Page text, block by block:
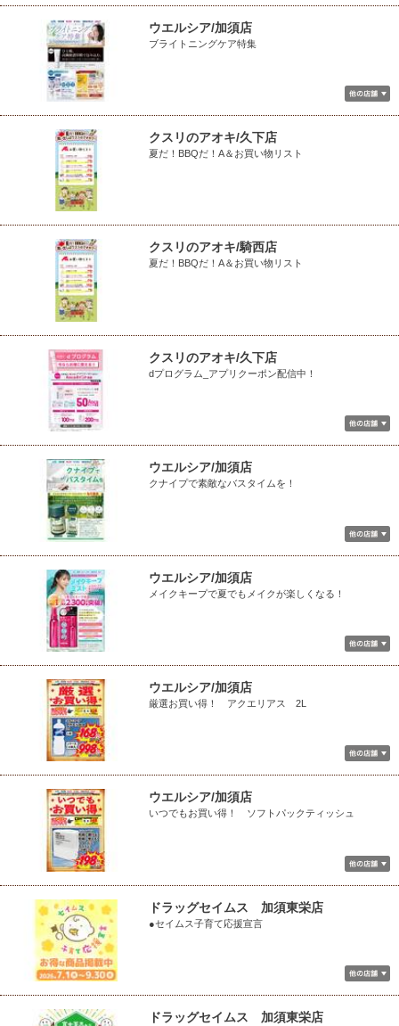
ウエルシア/加須店
ブライトニングケア特集
クスリのアオキ/久下店
夏だ！BBQだ！A＆お買い物リスト
クスリのアオキ/騎西店
夏だ！BBQだ！A＆お買い物リスト
クスリのアオキ/久下店
dプログラム_アプリクーポン配信中！
ウエルシア/加須店
クナイプで素敵なバスタイムを！
ウエルシア/加須店
メイクキープで夏でもメイクが楽しくなる！
ウエルシア/加須店
厳選お買い得！ アクエリアス 2L
ウエルシア/加須店
いつでもお買い得！ ソフトパックティッシュ
ドラッグセイムス 加須東栄店
●セイムス子育て応援宣言
ドラッグセイムス 加須東栄店